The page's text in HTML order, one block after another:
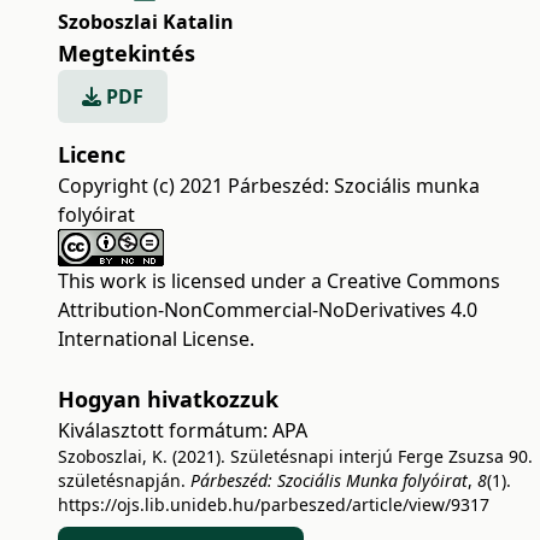
Szoboszlai Katalin
Megtekintés
PDF
Licenc
Copyright (c) 2021 Párbeszéd: Szociális munka
folyóirat
This work is licensed under a Creative Commons
Attribution-NonCommercial-NoDerivatives 4.0
International License.
Hogyan hivatkozzuk
Kiválasztott formátum: APA
Szoboszlai, K. (2021). Születésnapi interjú Ferge Zsuzsa 90.
születésnapján. Párbeszéd: Szociális Munka folyóirat, 8(1).
https://ojs.lib.unideb.hu/parbeszed/article/view/9317